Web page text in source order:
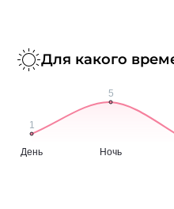
Для какого